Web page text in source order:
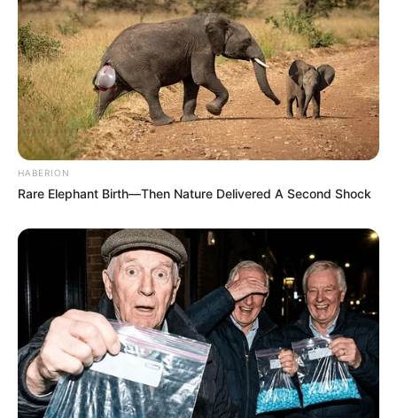
Pronostic PMU du Quinté en 6
chevaux
5 IGREC DE CELLAND
2 GOAL STAR
10 HAVE A DREAM
13 GALILEO BELLO
11 IBIKI DE HOUELLE
1 HOLD UP DU DIGEON
HABERION
Rare Elephant Birth—Then Nature Delivered A Second Shock